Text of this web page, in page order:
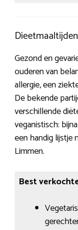
Gezond en
ouderen van
allergie, een
De bekende
verschillende
veganistisch:
een handig lijstje
Limmen.
Best